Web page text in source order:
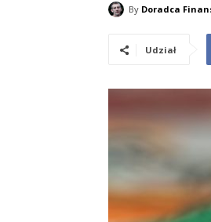
By Doradca
Udział